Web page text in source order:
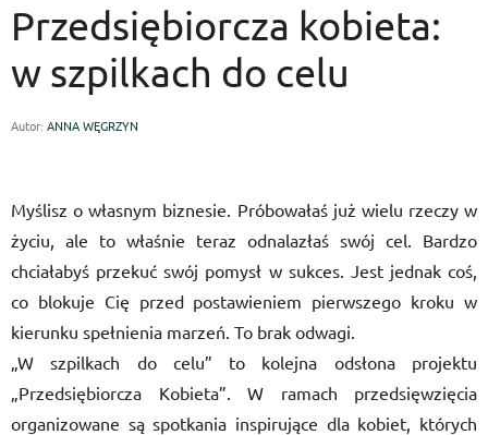
Przedsiębiorcza kobieta:
w szpilkach do celu
Autor: ANNA WĘGRZYN
Myślisz o własnym biznesie. Próbowałaś już wielu rzeczy w
życiu, ale to właśnie teraz odnalazłaś swój cel. Bardzo
chciałabyś przekuć swój pomysł w sukces. Jest jednak coś,
co blokuje Cię przed postawieniem pierwszego kroku w
kierunku spełnienia marzeń. To brak odwagi.
„W szpilkach do celu” to kolejna odsłona projektu
„Przedsiębiorcza Kobieta”. W ramach przedsięwzięcia
organizowane są spotkania inspirujące dla kobiet, których